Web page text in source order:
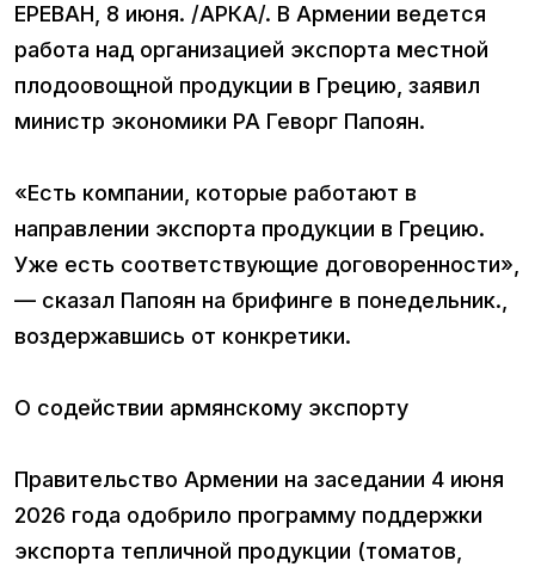
ЕРЕВАН, 8 июня. /АРКА/. В Армении ведется
работа над организацией экспорта местной
плодоовощной продукции в Грецию, заявил
министр экономики РА Геворг Папоян.
«Есть компании, которые работают в
направлении экспорта продукции в Грецию.
Уже есть соответствующие договоренности»,
— сказал Папоян на брифинге в понедельник.,
воздержавшись от конкретики.
О содействии армянскому экспорту
Правительство Армении на заседании 4 июня
2026 года одобрило программу поддержки
экспорта тепличной продукции (томатов,